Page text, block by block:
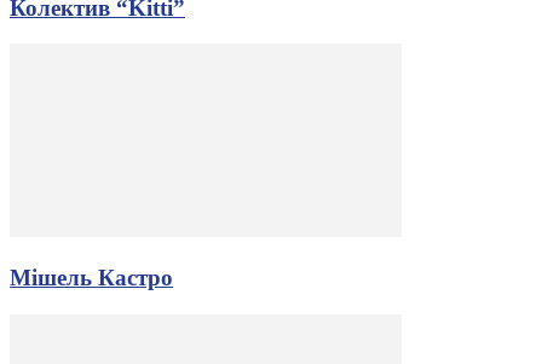
Колектив “Kitti”
Мішель Кастро